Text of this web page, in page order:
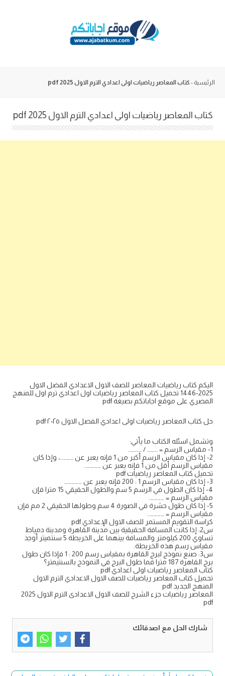
الرئيسية - كتاب المعاصر رياضيات اولى اعدادي الترم الاول 2025 pdf
كتاب المعاصر رياضيات اولى اعدادي الترم الاول 2025 pdf
اليكم كتاب رياضيات المعاصر للصف الاول الاعدادي الفضل الاول
2025-1446 تحميل كتاب المعاصر رياضيات اول اعدادي ترم اول للمنهج
المصري على موقع اجاباتكم بصيغة pdf
حل كتاب المعاصر رياضيات اولى اعدادي الفصل الاول ٢٠٢٥ pdf
وتشمل اسئله الكتاب ما يأتي:
1- مقياس الرسم = ……… / ………..
2- إذا كان مقياس الرسم أكبر من 1 فإنه يعبر عن ………..، وإذا كان
مقياس الرسم أقل من 1 فإنه يعبر عن …………..
تحميل كتاب المعاصر رياضيات pdf
3- إذا كان مقياس الرسم 1 : 200 فإنه يعبر عن ……………
4- إذا كان الطول في الرسم 5 سم والطول الحقيقي 15 مترا فإن
مقياس الرسم = ………….
5- إذا كان طول حشرة في الصورة 4 سم وطولها الحقيقي 2 مم فإن
مقياس الرسم = …………..
كراسة التقويم المستمر للصف الاول الإعدادي pdf
س2: إذا كانت المسافة الحقيقية بين مدينة القاهرة ومدينة دمياط
تساوي 200 كيلومتر والمسافة بينهما على الخريطة 5 سنتميتر أوجد
مقياس رسم هذه الخريطة.
س3: صنع نموذج لبرج القاهرة بمقياس رسم 200 : 1 فإذا كان طول
برج القاهرة 187 مترا فما طول البرج في النموذج بالسنتيمتر؟
كتاب المعاصر رياضيات اولى اعدادي pdf
تحميل كتاب المعاصر رياضيات للصف الاول الاعدادي الترم الاول
المنهج الجديد pdf
المعاصر رياضيات جزء الشرح للصف الاول الاعدادى الترم الاول 2025
pdf
شارك الحل مع اصدقائك